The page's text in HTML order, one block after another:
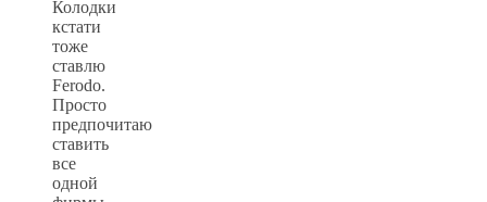
Колодки
кстати
тоже
ставлю
Ferodo.
Просто
предпочитаю
ставить
все
одной